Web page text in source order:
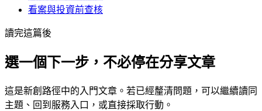
看案與投資前查核
讀完這篇後
選一個下一步，不必停在分享文章
這是新創 路徑中的 入門文章。若已經釐清問題，可以繼續讀同
主題、回到服務入口，或直接採取行動。